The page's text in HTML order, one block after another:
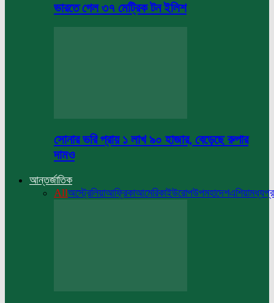
ভারতে গেল ৩৭ মেট্রিক টন ইলিশ
সোনার ভরি প্রায় ১ লাখ ৯০ হাজার, বেড়েছে রুপার
দামও
আন্তর্জাতিক
Allঅস্ট্রেলিয়াআফ্রিকাআমেরিকাইউরোপউপমহাদেশএশিয়া